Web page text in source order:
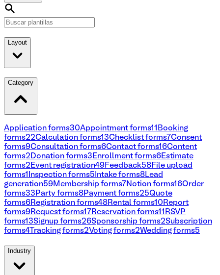
Layout
Category
Application forms30Appointment forms11 Booking
forms22Calculation forms13Checklist forms7Consent
forms9Consultation forms6Contact forms16Content
forms2 Donation forms3 Enrollment forms6 Estimate
forms2 Event registration49 Feedback58 File upload
forms1 Inspection forms5 Intake forms8 Lead
generation59 Membership forms7 Notion forms16Order
forms33 Party forms8 Payment forms25Quote
forms6 Registration forms48 Rental forms10 Report
forms9 Request forms17 Reservation forms11 RSVP
forms13Signup forms26Sponsorship forms2Subscription
forms4Tracking forms2Voting forms2Wedding forms5
Industry